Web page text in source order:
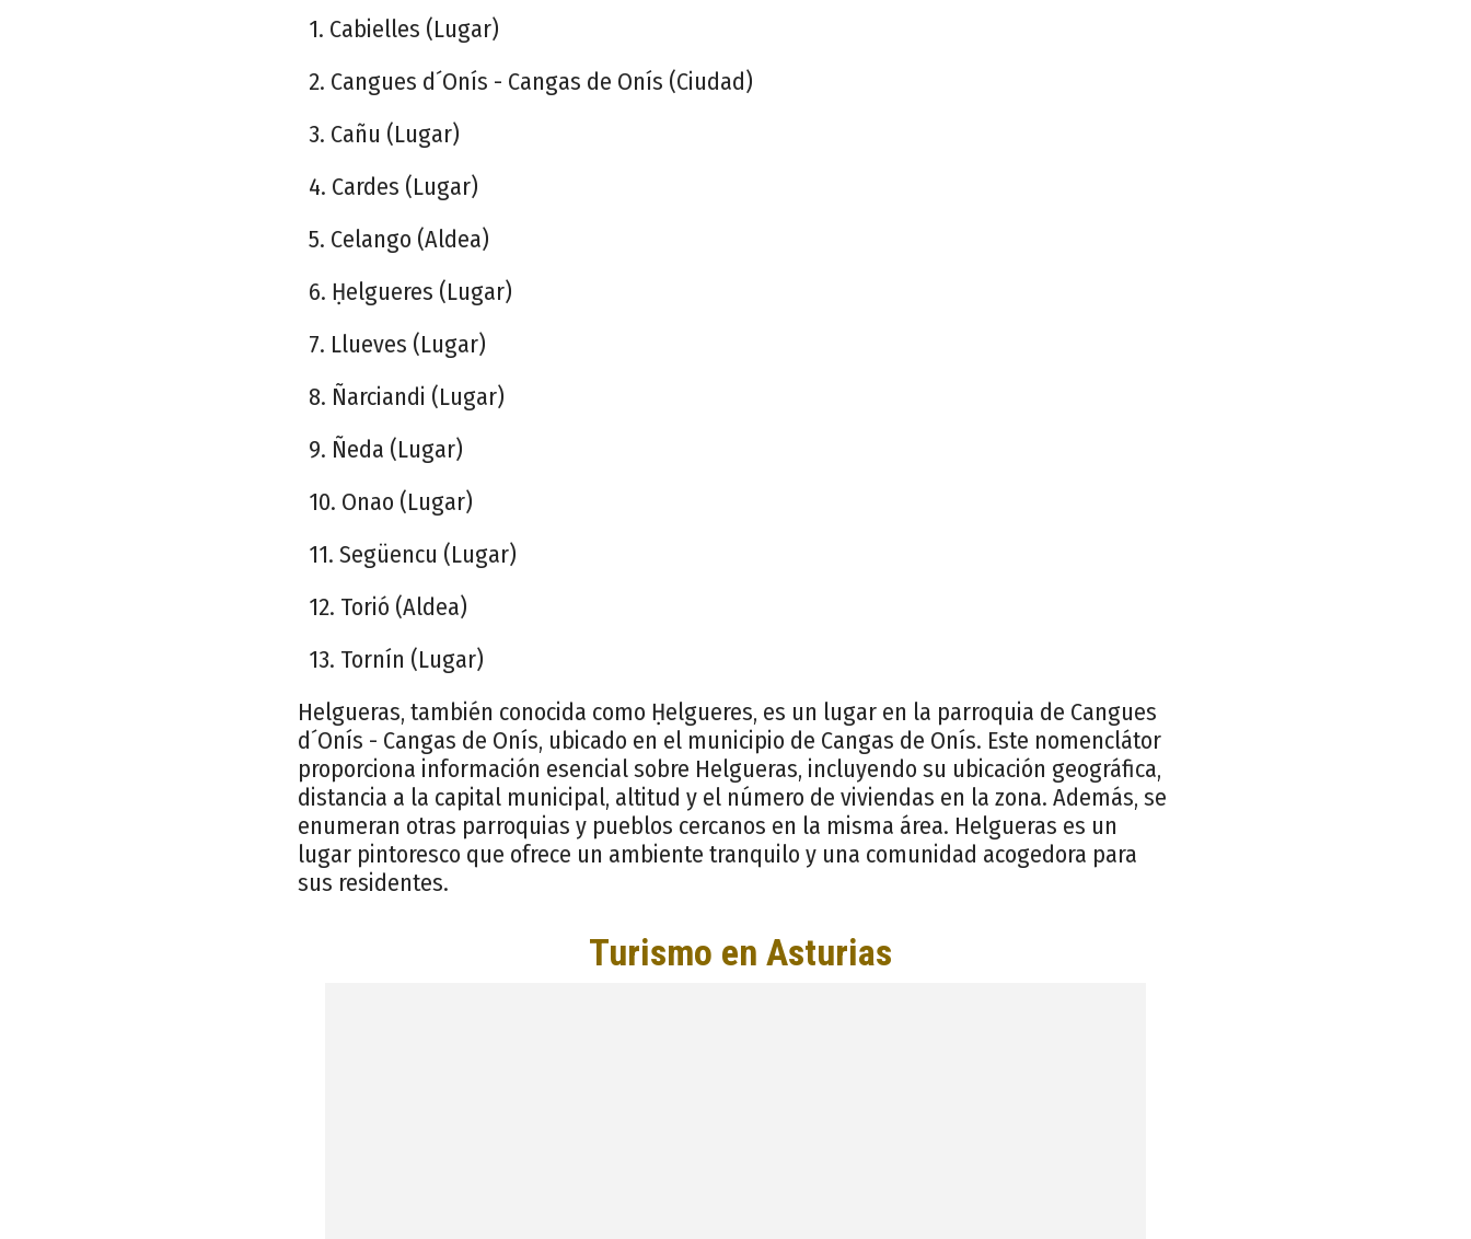
1. Cabielles (Lugar)
2. Cangues d´Onís - Cangas de Onís (Ciudad)
3. Cañu (Lugar)
4. Cardes (Lugar)
5. Celango (Aldea)
6. Ḥelgueres (Lugar)
7. Llueves (Lugar)
8. Ñarciandi (Lugar)
9. Ñeda (Lugar)
10. Onao (Lugar)
11. Següencu (Lugar)
12. Torió (Aldea)
13. Tornín (Lugar)
Helgueras, también conocida como Ḥelgueres, es un lugar en la parroquia de Cangues
d´Onís - Cangas de Onís, ubicado en el municipio de Cangas de Onís. Este nomenclátor
proporciona información esencial sobre Helgueras, incluyendo su ubicación geográfica,
distancia a la capital municipal, altitud y el número de viviendas en la zona. Además, se
enumeran otras parroquias y pueblos cercanos en la misma área. Helgueras es un
lugar pintoresco que ofrece un ambiente tranquilo y una comunidad acogedora para
sus residentes.